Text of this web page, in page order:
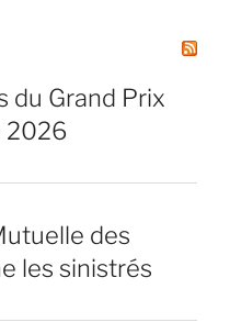
du Grand Prix
2026
des
les sinistrés